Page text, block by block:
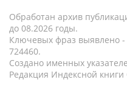
Обработан архив
до 08.2026 годы.
Ключевых фраз выявлено -
724460.
Создано именных
Редакция Индексной книги